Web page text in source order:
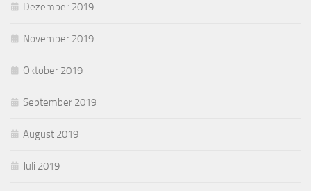
Dezember 2019
November 2019
Oktober 2019
September 2019
August 2019
Juli 2019